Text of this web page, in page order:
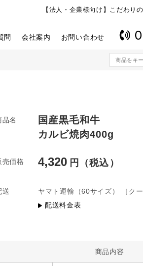
【法人・企業様向け】こだわり
問 会社案内 お問い合わせ
品名
国産黒毛和牛
カルビ焼肉400g
売価格 4,320
送 ヤマト運輸 （60サイズ）
［ク
配送料金表
商品内容